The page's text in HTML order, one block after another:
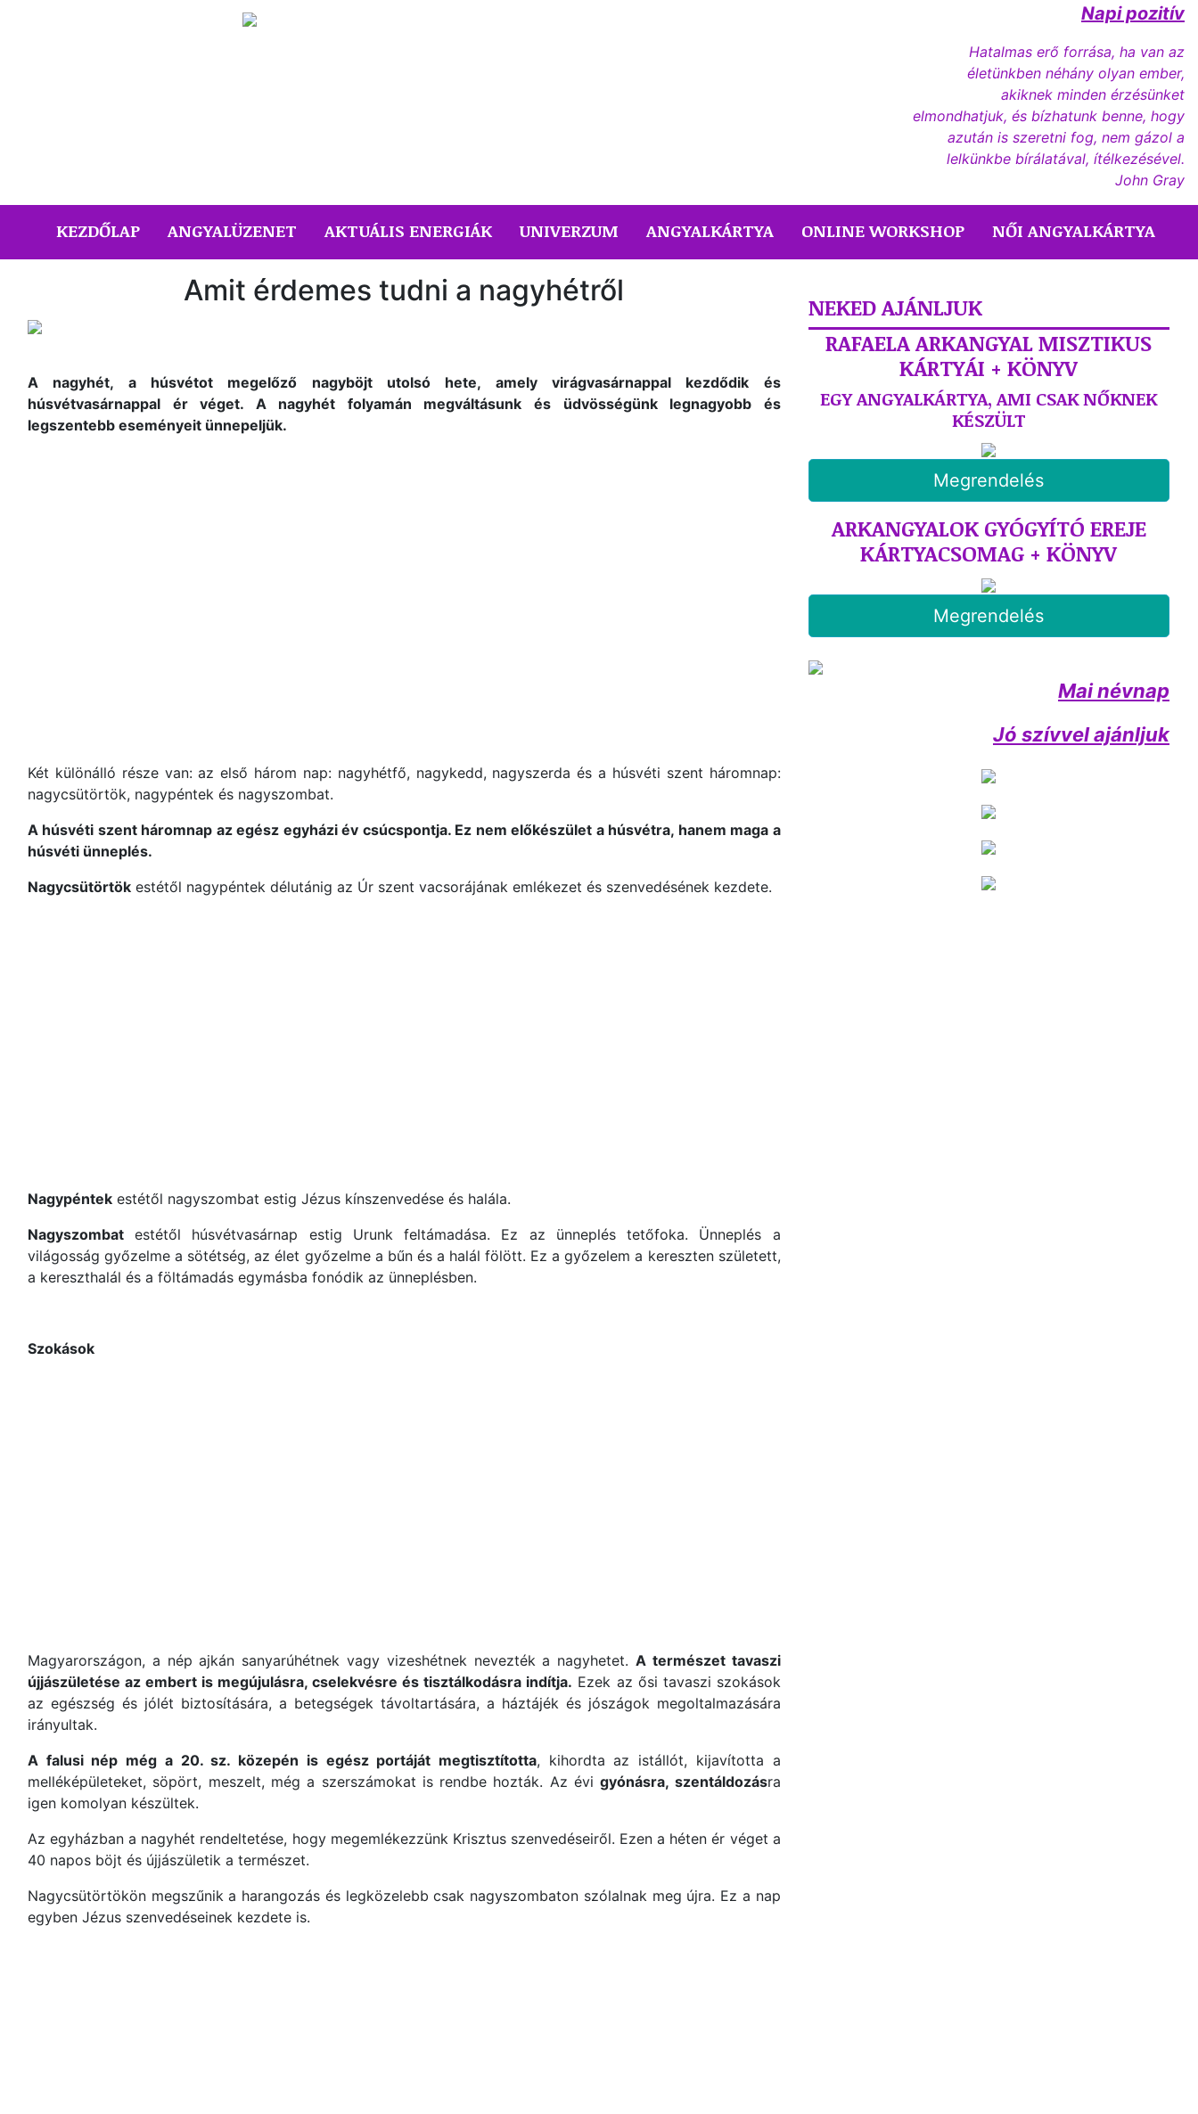
Napi pozitív
Hatalmas erő forrása, ha van az
életünkben néhány olyan ember,
akiknek minden érzésünket
elmondhatjuk, és bízhatunk benne, hogy
azután is szeretni fog, nem gázol a
lelkünkbe bírálatával, ítélkezésével.
John Gray
KEZDŐLAP(CURRENT)
ANGYALÜZENET AKTUÁLIS ENERGIÁK UNIVERZUM ANGYALKÁRTYA ONLINE WORKSHOP NŐI ANGYALKÁRTYA
Amit érdemes tudni a nagyhétről
A nagyhét, a húsvétot megelőző nagyböjt utolsó hete, amely virágvasárnappal kezdődik és
húsvétvasárnappal ér véget. A nagyhét folyamán megváltásunk és üdvösségünk legnagyobb és
legszentebb eseményeit ünnepeljük.
Két különálló része van: az első három nap: nagyhétfő, nagykedd, nagyszerda és a húsvéti szent háromnap:
nagycsütörtök, nagypéntek és nagyszombat.
A húsvéti szent háromnap az egész egyházi év csúcspontja. Ez nem előkészület a húsvétra, hanem maga a
húsvéti ünneplés.
Nagycsütörtök estétől nagypéntek délutánig az Úr szent vacsorájának emlékezet és szenvedésének kezdete.
Nagypéntek estétől nagyszombat estig Jézus kínszenvedése és halála.
Nagyszombat estétől húsvétvasárnap estig Urunk feltámadása. Ez az ünneplés tetőfoka. Ünneplés a
világosság győzelme a sötétség, az élet győzelme a bűn és a halál fölött. Ez a győzelem a kereszten született,
a kereszthalál és a föltámadás egymásba fonódik az ünneplésben.
Szokások
Magyarországon, a nép ajkán sanyarúhétnek vagy vizeshétnek nevezték a nagyhetet.A természet tavaszi
újjászületése az embert is megújulásra, cselekvésre és tisztálkodásra indítja. Ezek az ősi tavaszi szokások
az egészség és jólét biztosítására, a betegségek távoltartására, a háztájék és jószágok megoltalmazására
irányultak.
A falusi nép még a 20. sz. közepén is egész portáját megtisztította, kihordta az istállót, kijavította a
melléképületeket, söpört, meszelt, még a szerszámokat is rendbe hozták. Az évigyónásra, szentáldozásra
igen komolyan készültek.
Az egyházban a nagyhét rendeltetése, hogy megemlékezzünk Krisztus szenvedéseiről. Ezen a héten ér véget a
40 napos böjt és újjászületik a természet.
Nagycsütörtökön megszűnik a harangozás és legközelebb csak nagyszombaton szólalnak meg újra. Ez a nap
egyben Jézus szenvedéseinek kezdete is.
NEKED AJÁNLJUK
RAFAELA ARKANGYAL MISZTIKUS
KÁRTYÁI + KÖNYV
EGY ANGYALKÁRTYA, AMI CSAK NŐKNEK
KÉSZÜLT
Megrendelés
ARKANGYALOK GYÓGYÍTÓ EREJE
KÁRTYACSOMAG + KÖNYV
Megrendelés
Mai névnap
Jó szívvel ajánljuk